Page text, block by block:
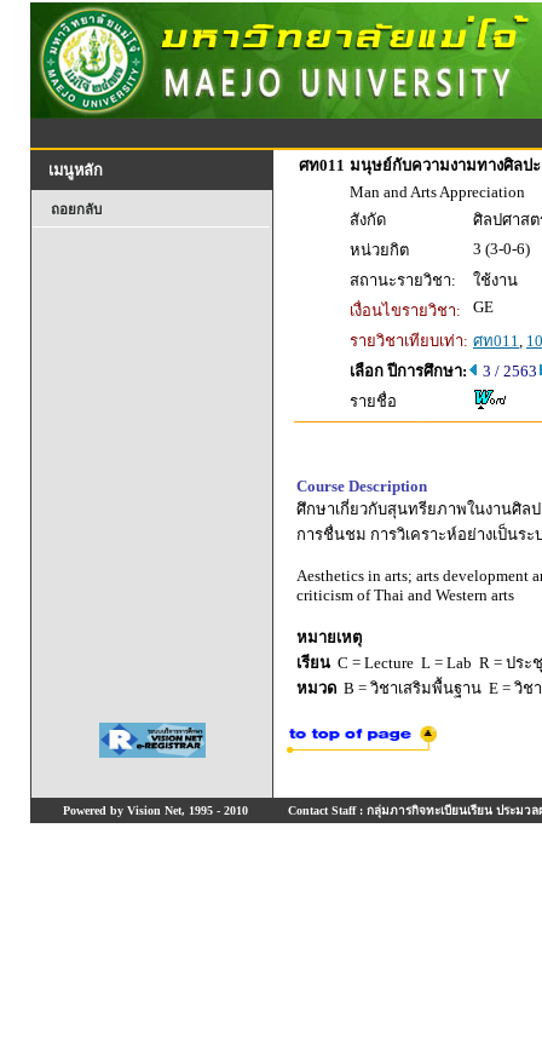
เมนูหลัก
ถอยกลับ
ศท011 มนุษย์กับความงามทางศิลปะ
Man and Arts Appreciation
สังกัด
ศิลปศาส
หน่วยกิต
3 (3-0-6)
สถานะรายวิชา:
ใช้งาน
เงื่อนไขรายวิชา:
GE
รายวิชาเทียบเท่า: ศท011,
เลือก ปีการศึกษา:
3 / 2563
รายชื่อ
Course Description
ศึกษาเกี่ยวกับสุนทรียภาพในงานศิล
การชื่นชม การวิเคราะห์อย่างเป็นร
Aesthetics in arts; arts development
criticism of Thai and Western arts
หมายเหตุ
เรียน C = Lecture L = Lab R = ประ
หมวด B = วิชาเสริมพื้นฐาน E = วิช
Powered by Vision Net, 1995 - 2010 Contact Staff : กลุ่มภารกิจทะเบียนเรียน ประมวล